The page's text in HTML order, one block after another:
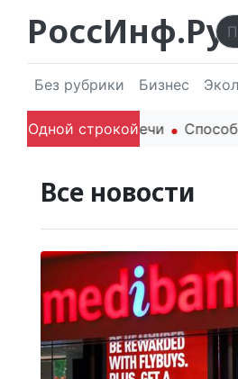
РоссИнф.Ру
Без рубрики Бизнес
Одной строкой
родителей в речи
Все новости